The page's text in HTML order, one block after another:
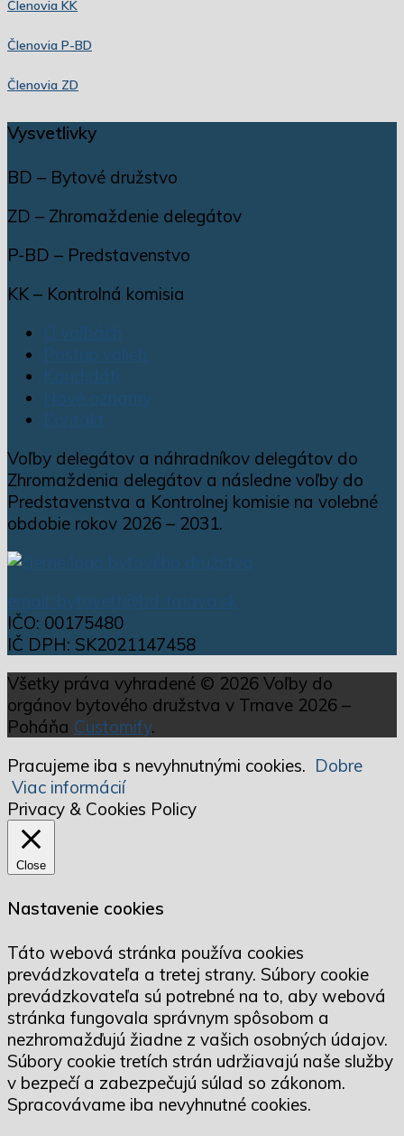
Členovia KK
Členovia P-BD
Členovia ZD
Vysvetlivky
BD – Bytové družstvo
ZD – Zhromaždenie delegátov
P-BD – Predstavenstvo
KK – Kontrolná komisia
Postup volieb
Nové oznamy
Voľby delegátov a náhradníkov delegátov do
Zhromaždenia delegátov a následne voľby do
Predstavenstva a Kontrolnej komisie na volebné
obdobie rokov 2026 – 2031.
email: bytovett@bd-trnava.sk
IČO: 00175480
IČ DPH: SK2021147458
Všetky práva vyhradené © 2026 Voľby do
orgánov bytového družstva v Trnave 2026 –
Poháňa Customify.
Pracujeme iba s nevyhnutnými cookies. Dobre
Viac informácií
Privacy & Cookies Policy
Close
Nastavenie cookies
Táto webová stránka používa cookies
prevádzkovateľa a tretej strany. Súbory cookie
prevádzkovateľa sú potrebné na to, aby webová
stránka fungovala správnym spôsobom a
nezhromažďujú žiadne z vašich osobných údajov.
Súbory cookie tretích strán udržiavajú naše služby
v bezpečí a zabezpečujú súlad so zákonom.
Spracovávame iba nevyhnutné cookies.